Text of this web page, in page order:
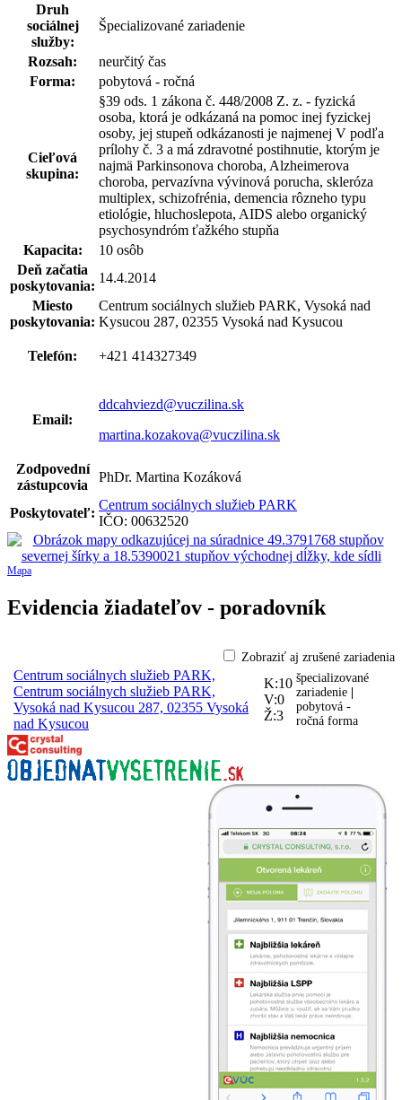
Druh
sociálnej
služby:
Špecializované zariadenie
Rozsah:
neurčitý čas
Forma:
pobytová - ročná
Cieľová
skupina:
§39 ods. 1 zákona č. 448/2008 Z. z. - fyzická
osoba, ktorá je odkázaná na pomoc inej fyzickej
osoby, jej stupeň odkázanosti je najmenej V podľa
prílohy č. 3 a má zdravotné postihnutie, ktorým je
najmä Parkinsonova choroba, Alzheimerova
choroba, pervazívna vývinová porucha, skleróza
multiplex, schizofrénia, demencia rôzneho typu
etiológie, hluchoslepota, AIDS alebo organický
psychosyndróm ťažkého stupňa
Kapacita:
10 osôb
Deň začatia
poskytovania:
14.4.2014
Miesto
poskytovania:
Centrum sociálnych služieb PARK, Vysoká nad
Kysucou 287, 02355 Vysoká nad Kysucou
Telefón: +421 414327349
Email:
ddcahviezd@vuczilina.sk
martina.kozakova@vuczilina.sk
Zodpovední
zástupcovia
PhDr. Martina Kozáková
Poskytovateľ:
Centrum sociálnych služieb PARK
IČO: 00632520
Mapa
Evidencia žiadateľov - poradovník
Zobraziť aj zrušené zariadenia
Centrum sociálnych služieb PARK,
Centrum sociálnych služieb PARK,
Vysoká nad Kysucou 287, 02355 Vysoká
nad Kysucou
K:10
V:0
Ž:3
špecializované
zariadenie |
pobytová -
ročná forma